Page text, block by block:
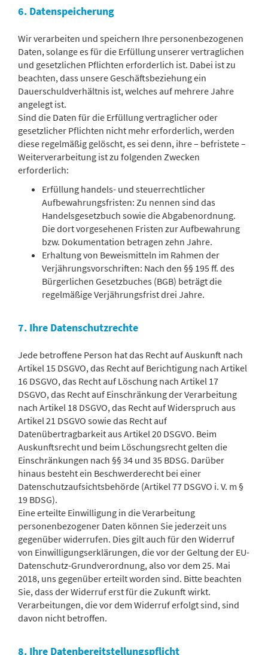
6. Datenspeicherung
Wir verarbeiten und speichern Ihre personenbezogenen
Daten, solange es für die Erfüllung unserer vertraglichen
und gesetzlichen Pflichten erforderlich ist. Dabei ist zu
beachten, dass unsere Geschäftsbeziehung ein
Dauerschuldverhältnis ist, welches auf mehrere Jahre
angelegt ist.
Sind die Daten für die Erfüllung vertraglicher oder
gesetzlicher Pflichten nicht mehr erforderlich, werden
diese regelmäßig gelöscht, es sei denn, ihre – befristete –
Weiterverarbeitung ist zu folgenden Zwecken
erforderlich:
Erfüllung handels- und steuerrechtlicher
Aufbewahrungsfristen: Zu nennen sind das
Handelsgesetzbuch sowie die Abgabenordnung.
Die dort vorgesehenen Fristen zur Aufbewahrung
bzw. Dokumentation betragen zehn Jahre.
Erhaltung von Beweismitteln im Rahmen der
Verjährungsvorschriften: Nach den §§ 195 ff. des
Bürgerlichen Gesetzbuches (BGB) beträgt die
regelmäßige Verjährungsfrist drei Jahre.
7. Ihre Datenschutzrechte
Jede betroffene Person hat das Recht auf Auskunft nach
Artikel 15 DSGVO, das Recht auf Berichtigung nach Artikel
16 DSGVO, das Recht auf Löschung nach Artikel 17
DSGVO, das Recht auf Einschränkung der Verarbeitung
nach Artikel 18 DSGVO, das Recht auf Widerspruch aus
Artikel 21 DSGVO sowie das Recht auf
Datenübertragbarkeit aus Artikel 20 DSGVO. Beim
Auskunftsrecht und beim Löschungsrecht gelten die
Einschränkungen nach §§ 34 und 35 BDSG. Darüber
hinaus besteht ein Beschwerderecht bei einer
Datenschutzaufsichtsbehörde (Artikel 77 DSGVO i. V. m §
19 BDSG).
Eine erteilte Einwilligung in die Verarbeitung
personenbezogener Daten können Sie jederzeit uns
gegenüber widerrufen. Dies gilt auch für den Widerruf
von Einwilligungserklärungen, die vor der Geltung der EU-
Datenschutz-Grundverordnung, also vor dem 25. Mai
2018, uns gegenüber erteilt worden sind. Bitte beachten
Sie, dass der Widerruf erst für die Zukunft wirkt.
Verarbeitungen, die vor dem Widerruf erfolgt sind, sind
davon nicht betroffen.
8. Ihre Datenbereitstellungspflicht